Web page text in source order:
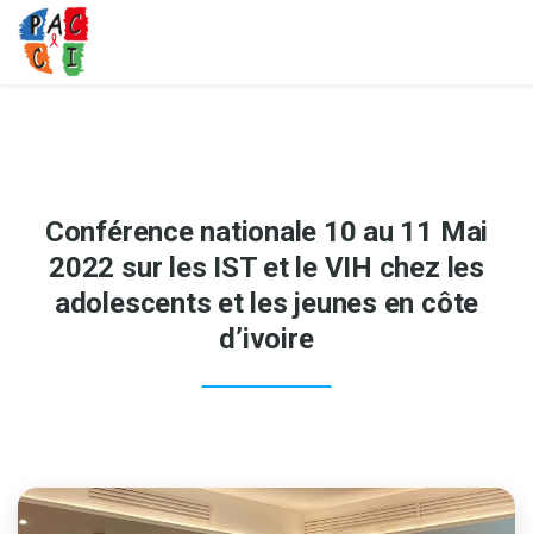
Conférence nationale 10 au 11 Mai
2022 sur les IST et le VIH chez les
adolescents et les jeunes en côte
d’ivoire